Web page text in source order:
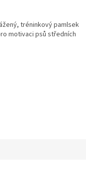
tréninkový pamlsek
motivaci psů středních